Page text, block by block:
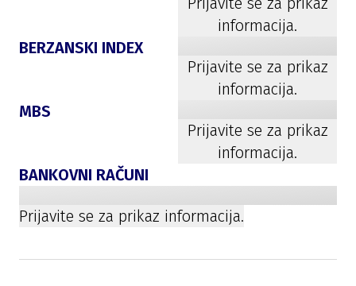
informacija.
BERZANSKI INDEX
Prijavite se za prikaz
informacija.
MBS
Prijavite se za prikaz
informacija.
BANKOVNI RAČUNI
Prijavite se za prikaz informacija.